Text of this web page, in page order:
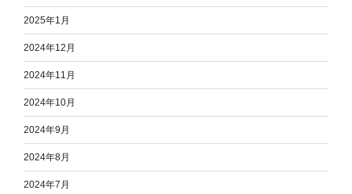
2025年1月
2024年12月
2024年11月
2024年10月
2024年9月
2024年8月
2024年7月